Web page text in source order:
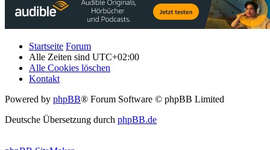
Startseite Forum
Alle Zeiten sind UTC+02:00
Alle Cookies löschen
Kontakt
Powered by phpBB® Forum Software © phpBB Limited
Deutsche Übersetzung durch phpBB.de